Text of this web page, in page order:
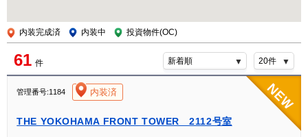
内装完成済 内装中 投資物件(OC)
61 件
管理番号:1184 内装済
THE YOKOHAMA FRONT TOWER 2112号室
[004]